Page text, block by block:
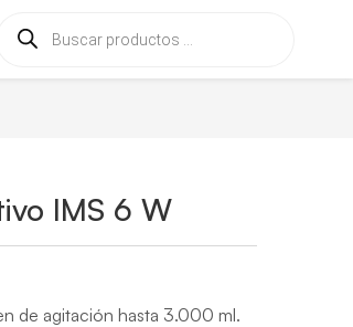
IMS 6 W
de agitación hasta 3.000 ml.